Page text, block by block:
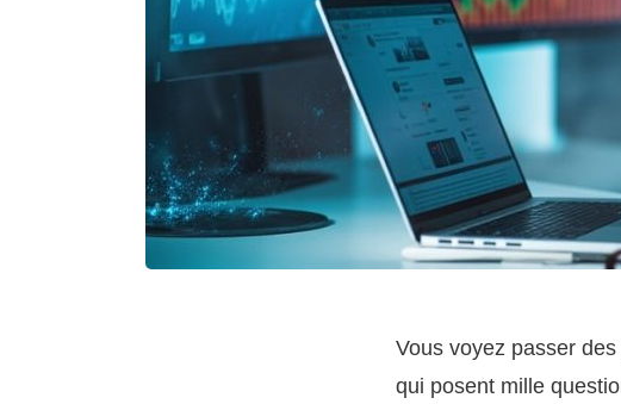
Vous voyez passer
qui posent mille